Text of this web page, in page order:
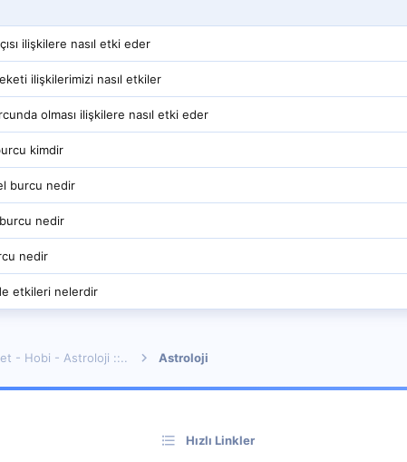
ilişkilere nasıl etki eder
ilişkilerimizi nasıl etkiler
olması ilişkilere nasıl etki eder
kimdir
burcu nedir
nedir
nedir
etkileri nelerdir
- Hobi - Astroloji ::.. Astroloji
Hızlı Linkler